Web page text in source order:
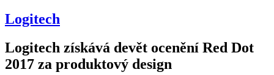
Logitech
Logitech získává devět ocenění Red Dot
2017 za produktový design